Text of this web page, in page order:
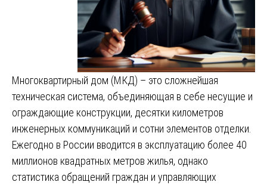
Многоквартирный дом (МКД) – это сложнейшая
техническая система, объединяющая в себе несущие и
ограждающие конструкции, десятки километров
инженерных коммуникаций и сотни элементов отделки.
Ежегодно в России вводится в эксплуатацию более 40
миллионов квадратных метров жилья, однако
статистика обращений граждан и управляющих